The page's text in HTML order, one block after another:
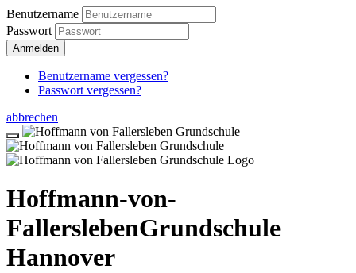
Benutzername
Passwort
Anmelden
Benutzername vergessen?
Passwort vergessen?
abbrechen
Hoffmann-von-
FallerslebenGrundschule
Hannover